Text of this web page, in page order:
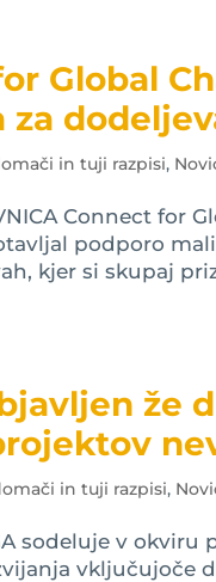
Global
za
in tuji razpisi,
Connect for
podporo
kjer si skupaj
že
in tuji razpisi,
sodeluje v okviru
vključujoče